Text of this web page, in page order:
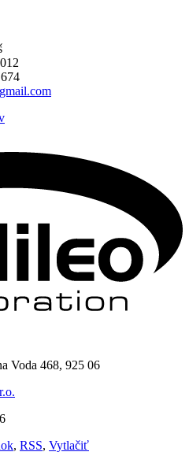
Voda 468, 925 06
, RSS, Vytlačiť